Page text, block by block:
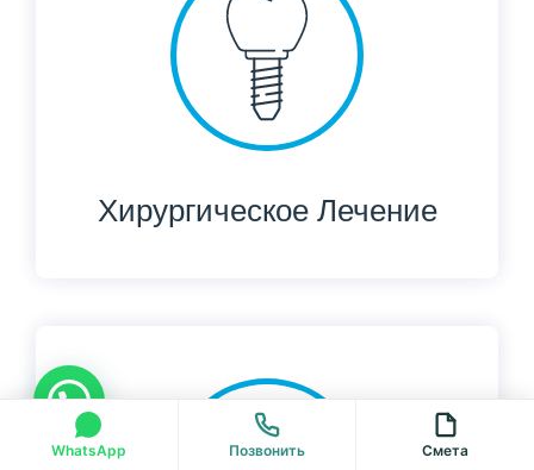
Хирургическое Лечение
WhatsApp Позвонить Смета